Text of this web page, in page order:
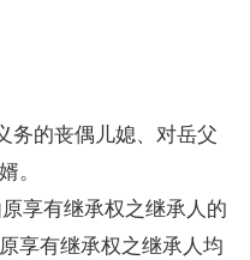
的丧偶儿媳、对岳父
。
享有继承权之继承人的
享有继承权之继承人均